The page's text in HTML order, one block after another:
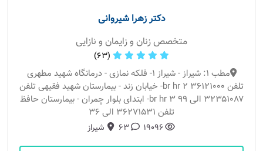
دکتر زهرا شیروانی
متخصص زنان و زایمان و نازایی
(63)
مطب 1: شیراز - شیراز ۱- فلکه نمازی - درمانگاه شهید مطهری
تلفن ۳۶۱۲۱۰۰۰ br hr ۲- خیابان زند - بیمارستان شهید فقیهی تلفن
۳۲۳۵۱۰۸۷ الی ۹۹ br hr ۳- ابتدای بلوار چمران - بیمارستان حافظ
تلفن ۳۶۲۷۱۵۳۱ الی ۳۶
19096
63 شیراز